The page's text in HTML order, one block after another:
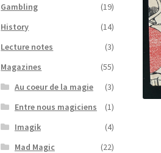
Gambling
(19)
History
(14)
Lecture notes
(3)
Magazines
(55)
Au coeur de la magie
(3)
Entre nous magiciens
(1)
Imagik
(4)
Mad Magic
(22)